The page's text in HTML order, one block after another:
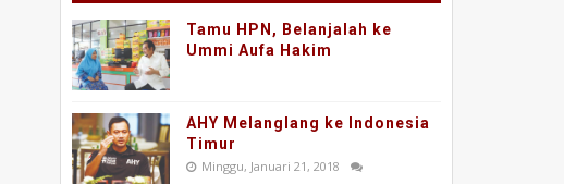
Tamu HPN, Belanjalah ke
Ummi Aufa Hakim
AHY Melanglang ke Indonesia
Timur
Minggu, Januari 21, 2018